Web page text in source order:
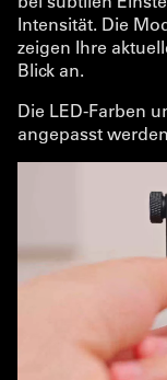
Intensität. Die
zeigen Ihre
Blick an.
Die LED-Farben
angepasst